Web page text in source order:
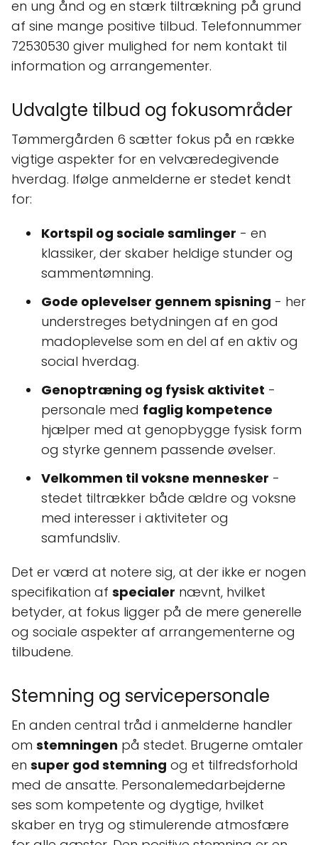
en ung ånd og en stærk tiltrækning på grund
af sine mange positive tilbud. Telefonnummer
72530530 giver mulighed for nem kontakt til
information og arrangementer.
Udvalgte tilbud og fokusområder
Tømmergården 6 sætter fokus på en række
vigtige aspekter for en velværedegivende
hverdag. Ifølge anmelderne er stedet kendt
for:
Kortspil og sociale samlinger - en
klassiker, der skaber heldige stunder og
sammentømning.
Gode oplevelser gennem spisning - her
understreges betydningen af en god
madoplevelse som en del af en aktiv og
social hverdag.
Genoptræning og fysisk aktivitet -
personale med faglig kompetence
hjælper med at genopbygge fysisk form
og styrke gennem passende øvelser.
Velkommen til voksne mennesker -
stedet tiltrækker både ældre og voksne
med interesser i aktiviteter og
samfundsliv.
Det er værd at notere sig, at der ikke er nogen
specifikation af specialer nævnt, hvilket
betyder, at fokus ligger på de mere generelle
og sociale aspekter af arrangementerne og
tilbudene.
Stemning og servicepersonale
En anden central tråd i anmelderne handler
om stemningen på stedet. Brugerne omtaler
en super god stemning og et tilfredsforhold
med de ansatte. Personalemedarbejderne
ses som kompetente og dygtige, hvilket
skaber en tryg og stimulerende atmosfære